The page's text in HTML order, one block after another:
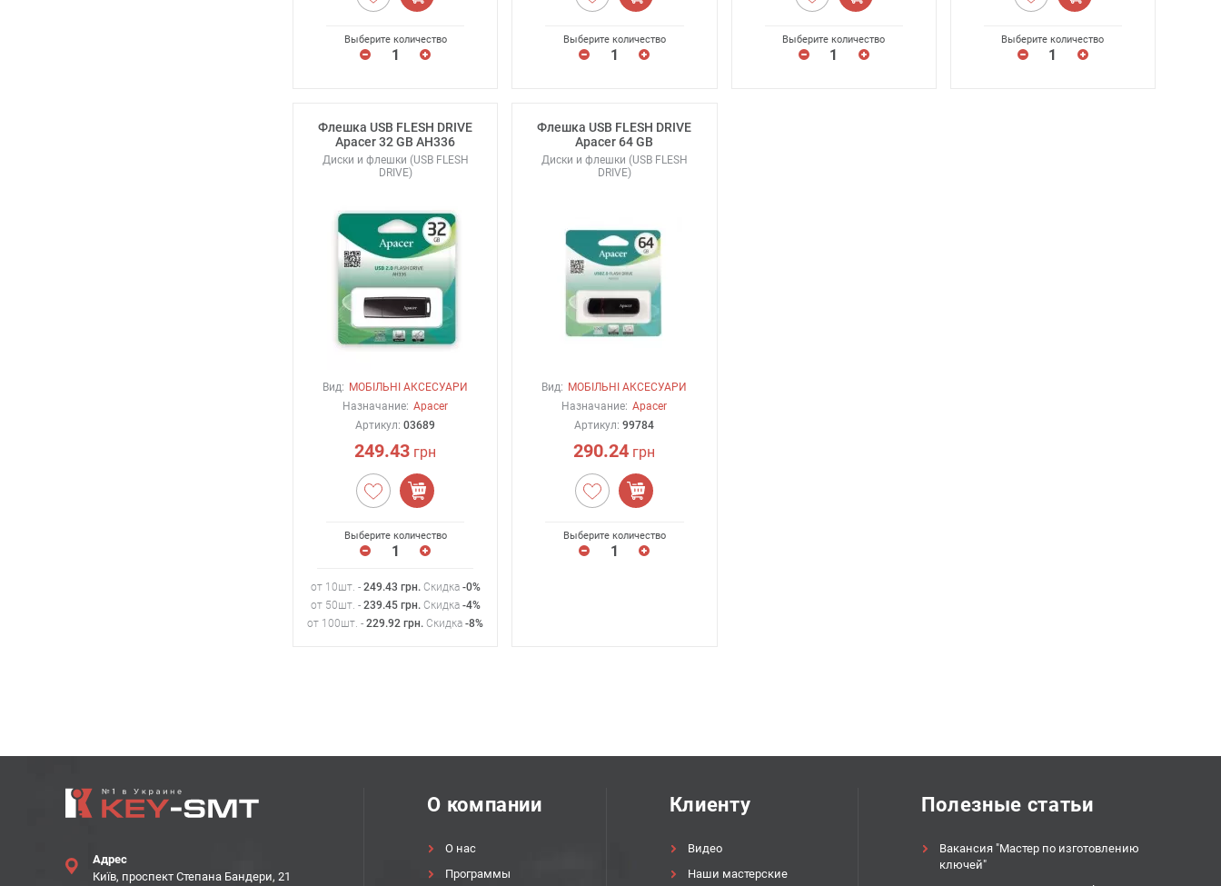
Выберите количество Выберите количество Выберите количество Выберите количество
Флешка USB FLESH DRIVE
Apacer 32 GB AH336
Диски и флешки (USB FLESH
DRIVE)
Вид: МОБІЛЬНІ АКСЕСУАРИ
Назначание: Apacer
Артикул:03689
249.43 грн
Выберите количество
от 10шт. - 249.43 грн. Скидка -0%
от 50шт. - 239.45грн. Скидка -4%
от 100шт. -229.92 грн. Скидка-8%
Флешка USB FLESH DRIVE
Apacer 64 GB
Диски и флешки (USB FLESH
DRIVE)
Вид: МОБІЛЬНІ АКСЕСУАРИ
Назначание: Apacer
Артикул:99784
290.24 грн
Выберите количество
Адрес
Київ, проспект Степана Бандери, 21
О компании
О нас
Программы
Клиенту
Видео
Наши мастерские
Полезные статьи
Вакансия "Мастер по изготовлению
ключей"